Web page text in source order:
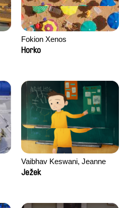
Fokion Xenos
Horko
Vaibhav Keswani, Jeanne
Laureau, Colombine Majou,
Ježek